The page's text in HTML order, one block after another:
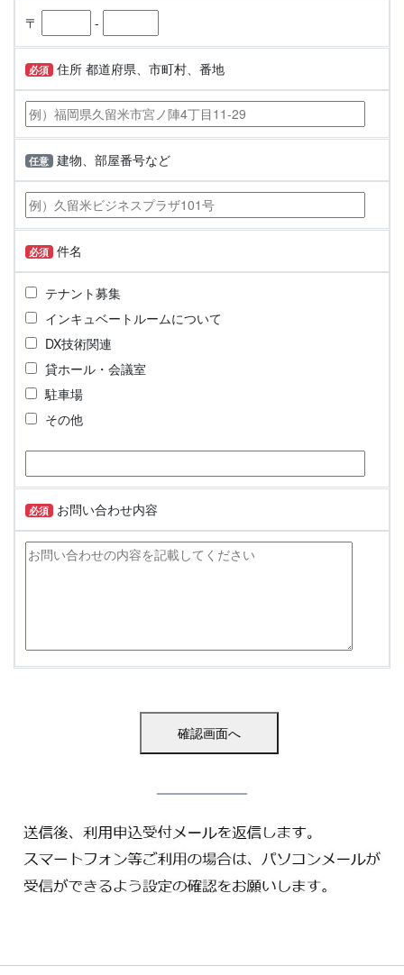
〒 -
必須 住所 都道府県、市町村、番地
任意 建物、部屋番号など
必須 件名
テナント募集
インキュベートルームについて
DX技術関連
貸ホール・会議室
駐車場
その他
必須 お問い合わせ内容